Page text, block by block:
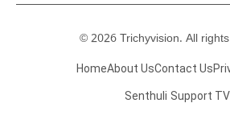
© 2026 Trichyvision. All
HomeAbout UsContact Us
Senthuli Support